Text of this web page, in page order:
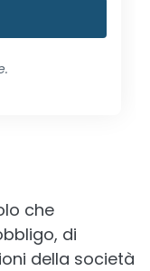
che
di
della società